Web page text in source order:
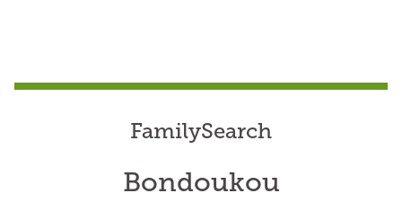
FamilySearch
Bondoukou